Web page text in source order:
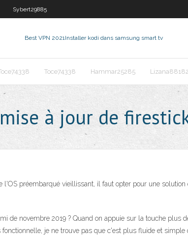
Sybert29885
Best VPN 2021Installer kodi dans samsung smart tv
Toce74338 Hammar25285 Lizana88182
à jour de
préembarqué vieillissant, il faut opter pour une
de novembre 2019 ? Quand on appuie sur la touche plus
je ne trouve pas que c'est plus fluide et